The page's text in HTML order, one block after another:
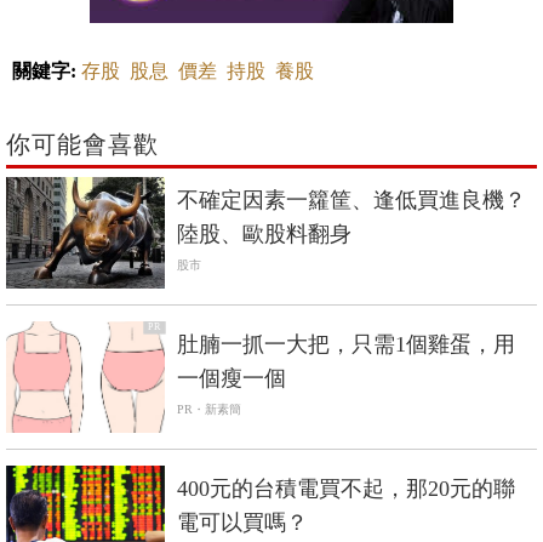
關鍵字: 存股 股息 價差 持股 養股
你可能會喜歡
不確定因素一籮筐、逢低買進良機？
陸股、歐股料翻身
股市
PR
肚腩一抓一大把，只需1個雞蛋，用
一個瘦一個
PR・新素簡
400元的台積電買不起，那20元的聯
電可以買嗎？